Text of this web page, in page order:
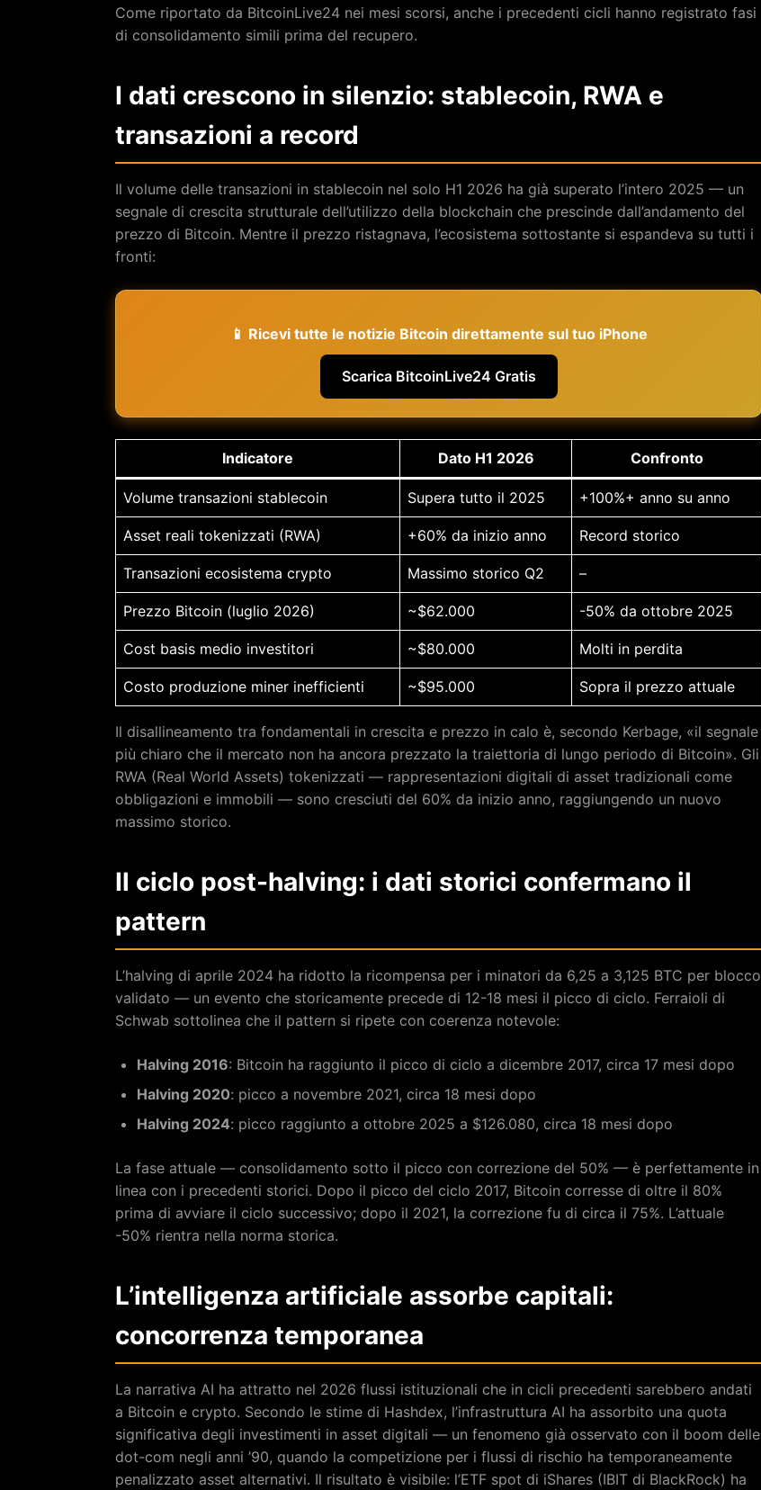
Come riportato da BitcoinLive24 nei mesi scorsi, anche i precedenti cicli hanno registrato fasi
di consolidamento simili prima del recupero.
I dati crescono in silenzio: stablecoin, RWA e
transazioni a record
Il volume delle transazioni in stablecoin nel solo H1 2026 ha già superato l’intero 2025 — un
segnale di crescita strutturale dell’utilizzo della blockchain che prescinde dall’andamento del
prezzo di Bitcoin. Mentre il prezzo ristagnava, l’ecosistema sottostante si espandeva su tutti i
fronti:
📱 Ricevi tutte le notizie Bitcoin direttamente sul tuo iPhone
Scarica BitcoinLive24 Gratis
Indicatore Dato H1 2026 Confronto
Volume transazioni stablecoin Supera tutto il 2025 +100%+ anno su anno
Asset reali tokenizzati (RWA) +60% da inizio anno Record storico
Transazioni ecosistema crypto Massimo storico Q2 –
Prezzo Bitcoin (luglio 2026) ~$62.000 -50% da ottobre 2025
Cost basis medio investitori ~$80.000 Molti in perdita
Costo produzione miner inefficienti ~$95.000 Sopra il prezzo attuale
Il disallineamento tra fondamentali in crescita e prezzo in calo è, secondo Kerbage, «il segnale
più chiaro che il mercato non ha ancora prezzato la traiettoria di lungo periodo di Bitcoin». Gli
RWA (Real World Assets) tokenizzati — rappresentazioni digitali di asset tradizionali come
obbligazioni e immobili — sono cresciuti del 60% da inizio anno, raggiungendo un nuovo
massimo storico.
Il ciclo post-halving: i dati storici confermano il
pattern
L’halving di aprile 2024 ha ridotto la ricompensa per i minatori da 6,25 a 3,125 BTC per blocco
validato — un evento che storicamente precede di 12-18 mesi il picco di ciclo. Ferraioli di
Schwab sottolinea che il pattern si ripete con coerenza notevole:
Halving 2016: Bitcoin ha raggiunto il picco di ciclo a dicembre 2017, circa 17 mesi dopo
Halving 2020: picco a novembre 2021, circa 18 mesi dopo
Halving 2024: picco raggiunto a ottobre 2025 a $126.080, circa 18 mesi dopo
La fase attuale — consolidamento sotto il picco con correzione del 50% — è perfettamente in
linea con i precedenti storici. Dopo il picco del ciclo 2017, Bitcoin corresse di oltre il 80%
prima di avviare il ciclo successivo; dopo il 2021, la correzione fu di circa il 75%. L’attuale
-50% rientra nella norma storica.
L’intelligenza artificiale assorbe capitali:
concorrenza temporanea
La narrativa AI ha attratto nel 2026 flussi istituzionali che in cicli precedenti sarebbero andati
a Bitcoin e crypto. Secondo le stime di Hashdex, l’infrastruttura AI ha assorbito una quota
significativa degli investimenti in asset digitali — un fenomeno già osservato con il boom delle
dot-com negli anni ’90, quando la competizione per i flussi di rischio ha temporaneamente
penalizzato asset alternativi. Il risultato è visibile: l’ETF spot di iShares (IBIT di BlackRock) ha